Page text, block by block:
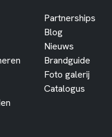
Partnerships
Blog
Nieuws
Brandguide
Foto galerij
Catalogus